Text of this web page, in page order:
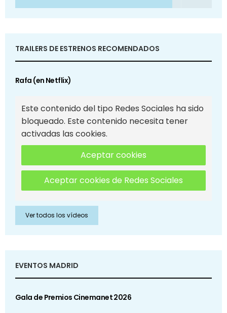
TRAILERS DE ESTRENOS RECOMENDADOS
Rafa (en Netflix)
Este contenido del tipo Redes Sociales ha sido
bloqueado. Este contenido necesita tener
activadas las cookies.
Aceptar cookies
Aceptar cookies de Redes Sociales
Ver todos los vídeos
EVENTOS MADRID
Gala de Premios Cinemanet 2026